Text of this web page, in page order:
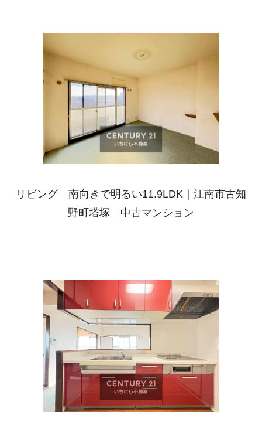
リビング 南向きで明るい11.9LDK｜江南市古知
野町塔塚 中古マンション